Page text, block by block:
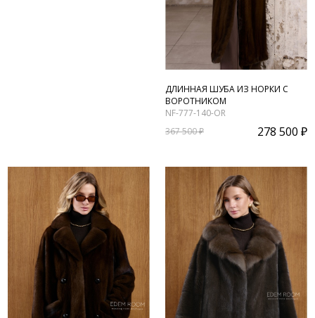
ДЛИННАЯ ШУБА ИЗ НОРКИ С
ВОРОТНИКОМ
NF-777-140-OR
367 500 ₽
278 500 ₽